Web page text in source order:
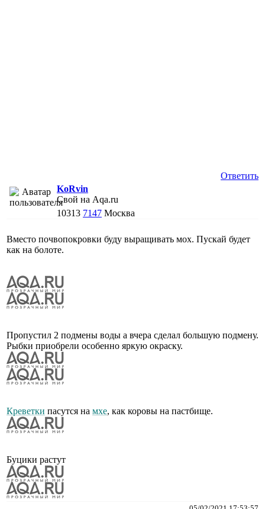
Ответить
KoRvin
Свой на Aqa.ru
10313 7147 Москва
Вместо почвопокровки буду выращивать мох. Пускай будет
как на болоте.
Пропустил 2 подмены воды а вчера сделал большую подмену.
Рыбки приобрели особенно яркую окраску.
Креветки пасутся на мхе, как коровы на пастбище.
Буцики растут